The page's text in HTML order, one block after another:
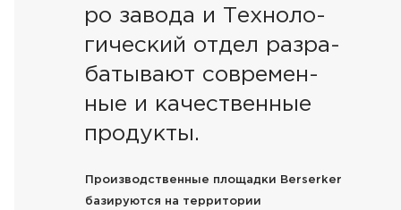
ро завода и Техноло-
гический отдел разра-
батывают современ-
ные и качественные
продукты.
Производственные площадки Berserker
базируются на территории